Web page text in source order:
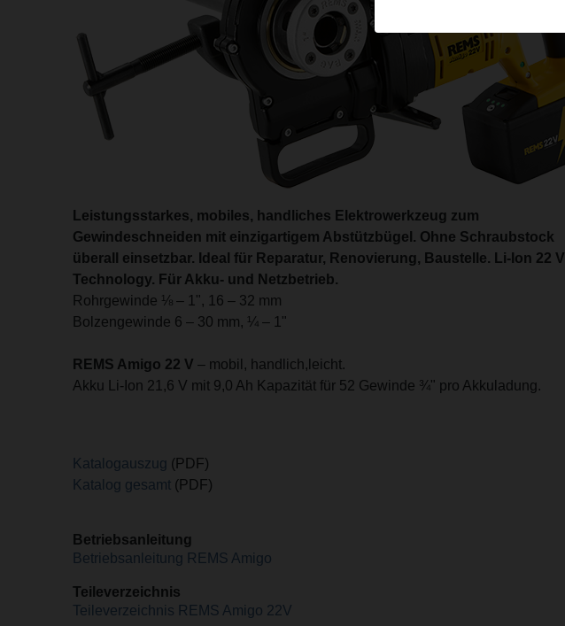
Leistungsstarkes, mobiles, handliches Elektrowerkzeug zum
Gewindeschneiden mit einzigartigem Abstützbügel. Ohne Schraubstock
überall einsetzbar. Ideal für Reparatur, Renovierung, Baustelle. Li-Ion 22 V
Technology. Für Akku- und Netzbetrieb.
Rohrgewinde ⅛ – 1", 16 – 32 mm
Bolzengewinde 6 – 30 mm, ¼ – 1"
REMS Amigo 22 V – mobil, handlich,leicht.
Akku Li-Ion 21,6 V mit 9,0 Ah Kapazität für 52 Gewinde ¾" pro Akkuladung.
Katalogauszug (PDF)
Katalog gesamt (PDF)
Betriebsanleitung
Betriebsanleitung REMS Amigo
Teileverzeichnis
Teileverzeichnis REMS Amigo 22V